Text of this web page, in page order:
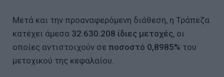
Μετά και την προαναφερόμενη διάθεση, η Τράπεζα
κατέχει άμεσα 32.630.208 ίδιες μετοχές, οι
οποίες αντιστοιχούν σε ποσοστό 0,8985% του
μετοχικού της κεφαλαίου.